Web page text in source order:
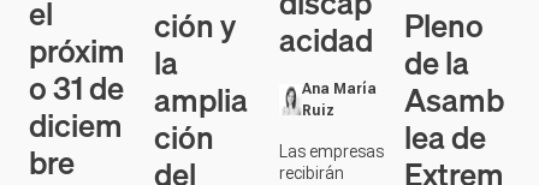
el
próxim
o 31 de
diciem
bre
ción y
la
amplia
ción
del
acidad
Ana María
Ruiz
Las empresas
recibirán
Pleno
de la
Asamb
lea de
Extrem